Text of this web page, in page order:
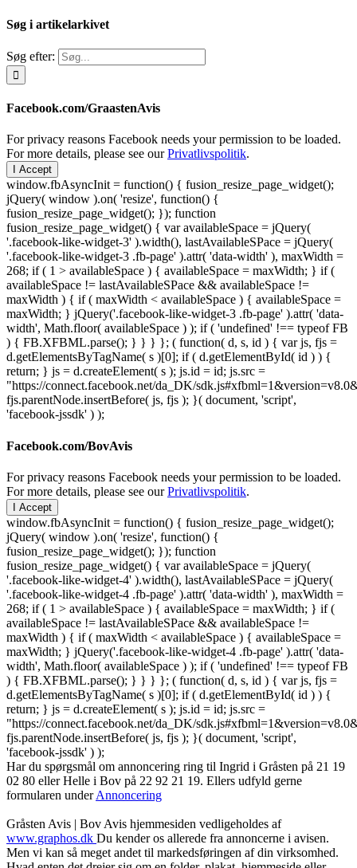
Søg i artikelarkivet
Søg efter:
Facebook.com/GraastenAvis
For privacy reasons Facebook needs your permission to be loaded.
For more details, please see ourPrivatlivspolitik.
I Accept
window.fbAsyncInit = function() { fusion_resize_page_widget();
jQuery( window ).on( 'resize', function() {
fusion_resize_page_widget(); }); function
fusion_resize_page_widget() { var availableSpace = jQuery(
'.facebook-like-widget-3' ).width(), lastAvailableSPace = jQuery(
'.facebook-like-widget-3 .fb-page' ).attr( 'data-width' ), maxWidth =
268; if ( 1 > availableSpace ) { availableSpace = maxWidth; } if (
availableSpace != lastAvailableSPace && availableSpace !=
maxWidth ) { if ( maxWidth < availableSpace ) { availableSpace =
maxWidth; } jQuery('.facebook-like-widget-3 .fb-page' ).attr( 'data-
width', Math.floor( availableSpace ) ); if ( 'undefined' !== typeof FB
) { FB.XFBML.parse(); } } } }; ( function( d, s, id ) { var js, fjs =
d.getElementsByTagName( s )[0]; if ( d.getElementById( id ) ) {
return; } js = d.createElement( s ); js.id = id; js.src =
"https://connect.facebook.net/da_DK/
fjs.parentNode.insertBefore( js, fjs ); }( document, 'script',
'facebook-jssdk' ) );
Facebook.com/BovAvis
For privacy reasons Facebook needs your permission to be loaded.
For more details, please see ourPrivatlivspolitik.
I Accept
window.fbAsyncInit = function() { fusion_resize_page_widget();
jQuery( window ).on( 'resize', function() {
fusion_resize_page_widget(); }); function
fusion_resize_page_widget() { var availableSpace = jQuery(
'.facebook-like-widget-4' ).width(), lastAvailableSPace = jQuery(
'.facebook-like-widget-4 .fb-page' ).attr( 'data-width' ), maxWidth =
268; if ( 1 > availableSpace ) { availableSpace = maxWidth; } if (
availableSpace != lastAvailableSPace && availableSpace !=
maxWidth ) { if ( maxWidth < availableSpace ) { availableSpace =
maxWidth; } jQuery('.facebook-like-widget-4 .fb-page' ).attr( 'data-
width', Math.floor( availableSpace ) ); if ( 'undefined' !== typeof FB
) { FB.XFBML.parse(); } } } }; ( function( d, s, id ) { var js, fjs =
d.getElementsByTagName( s )[0]; if ( d.getElementById( id ) ) {
return; } js = d.createElement( s ); js.id = id; js.src =
"https://connect.facebook.net/da_DK/
fjs.parentNode.insertBefore( js, fjs ); }( document, 'script',
'facebook-jssdk' ) );
Har du spørgsmål om annoncering ring til Ingrid i Gråsten på 21 19
02 80 ‬eller Helle i Bov på 22 92 21 19‬. Ellers udfyld gerne
formularen underAnnoncering
Gråsten Avis | Bov Avis hjemmesiden vedligeholdes af
www.graphos.dk Du kender os allerede fra annoncerne i avisen.
Men vi kan så meget andet til markedsføringen af din virksomhed.